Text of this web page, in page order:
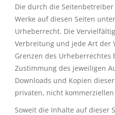
Die durch die
Werke auf diesen Seiten
Urheberrecht. Die
Verbreitung und jede Art der
Grenzen des
Zustimmung des jeweiligen
Downloads und Kopien
privaten, nicht
Soweit die Inhalte auf dieser